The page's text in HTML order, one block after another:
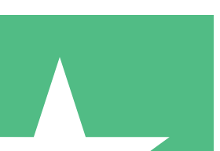
Créditos Individuales
créditos de descarga. Sin compromiso